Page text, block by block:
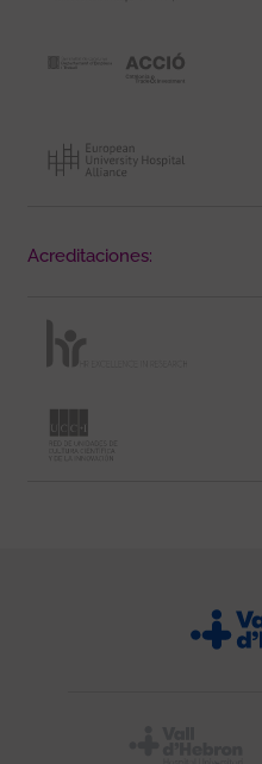
Acreditaciones: